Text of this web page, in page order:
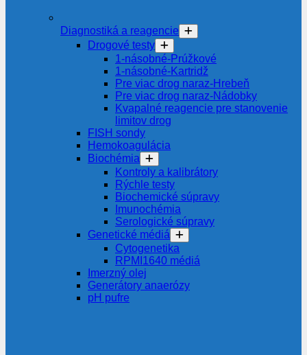
Diagnostiká a reagencie
Drogové testy
1-násobné-Prúžkové
1-násobné-Kartridž
Pre viac drog naraz-Hrebeň
Pre viac drog naraz-Nádobky
Kvapalné reagencie pre stanovenie
limitov drog
FISH sondy
Hemokoagulácia
Biochémia
Kontroly a kalibrátory
Rýchle testy
Biochemické súpravy
Imunochémia
Serologické súpravy
Genetické médiá
Cytogenetika
RPMI1640 médiá
Imerzný olej
Generátory anaerózy
pH pufre